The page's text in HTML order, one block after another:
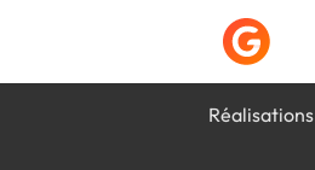
Réalisations